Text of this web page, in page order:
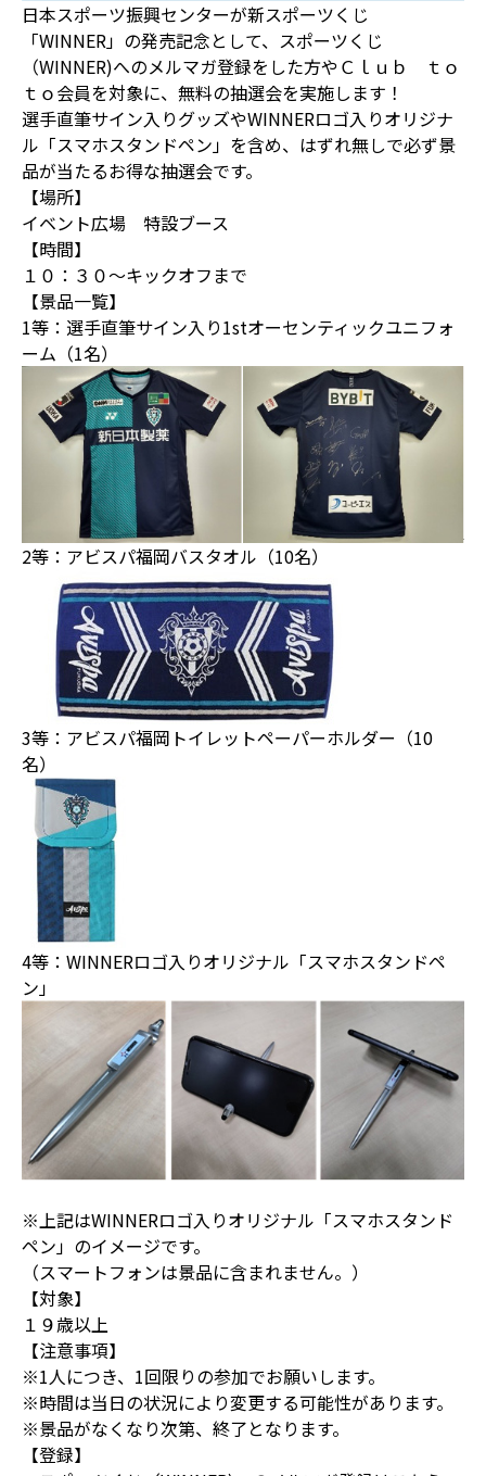
日本スポーツ振興センターが新スポーツくじ
「WINNER」の発売記念として、スポーツくじ
（WINNER)へのメルマガ登録をした方やＣｌｕｂ ｔｏ
ｔｏ会員を対象に、無料の抽選会を実施します！
選手直筆サイン入りグッズやWINNERロゴ入りオリジナ
ル「スマホスタンドペン」を含め、はずれ無しで必ず景
品が当たるお得な抽選会です。
【場所】
イベント広場 特設ブース
【時間】
１０：３０～キックオフまで
【景品一覧】
1等：選手直筆サイン入り1stオーセンティックユニフォ
ーム（1名）
2等：アビスパ福岡バスタオル（10名）
3等：アビスパ福岡トイレットペーパーホルダー（10
名）
4等：WINNERロゴ入りオリジナル「スマホスタンドペ
ン」
※上記はWINNERロゴ入りオリジナル「スマホスタンド
ペン」のイメージです。
（スマートフォンは景品に含まれません。）
【対象】
１９歳以上
【注意事項】
※1人につき、1回限りの参加でお願いします。
※時間は当日の状況により変更する可能性があります。
※景品がなくなり次第、終了となります。
【登録】